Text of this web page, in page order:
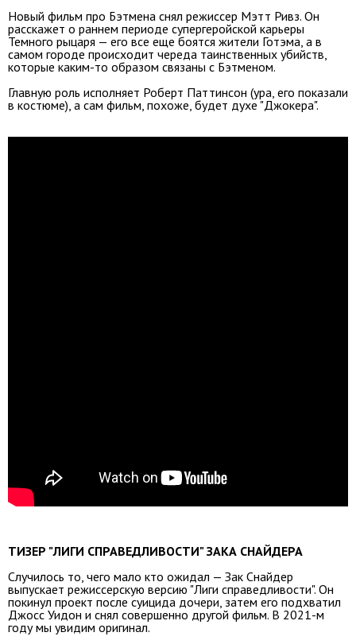
Новый фильм про Бэтмена снял режиссер Мэтт Ривз. Он
расскажет о раннем периоде супергеройской карьеры
Темного рыцаря — его все еще боятся жители Готэма, а в
самом городе происходит череда таинственных убийств,
которые каким-то образом связаны с Бэтменом.
Главную роль исполняет Роберт Паттинсон (ура, его показали
в костюме), а сам фильм, похоже, будет духе "Джокера".
ТИЗЕР "ЛИГИ СПРАВЕДЛИВОСТИ" ЗАКА СНАЙДЕРА
Случилось то, чего мало кто ожидал — Зак Снайдер
выпускает режиссерскую версию "Лиги справедливости". Он
покинул проект после суицида дочери, затем его подхватил
Джосс Уидон и снял совершенно другой фильм. В 2021-м
году мы увидим оригинал.